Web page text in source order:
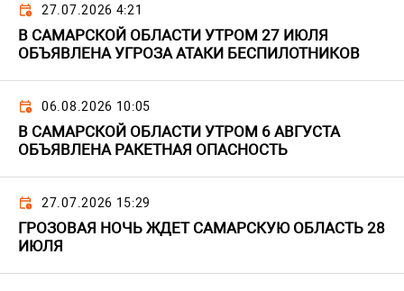
27.07.2026 4:21
В САМАРСКОЙ ОБЛАСТИ УТРОМ 27 ИЮЛЯ
ОБЪЯВЛЕНА УГРОЗА АТАКИ БЕСПИЛОТНИКОВ
06.08.2026 10:05
В САМАРСКОЙ ОБЛАСТИ УТРОМ 6 АВГУСТА
ОБЪЯВЛЕНА РАКЕТНАЯ ОПАСНОСТЬ
27.07.2026 15:29
ГРОЗОВАЯ НОЧЬ ЖДЕТ САМАРСКУЮ ОБЛАСТЬ 28
ИЮЛЯ